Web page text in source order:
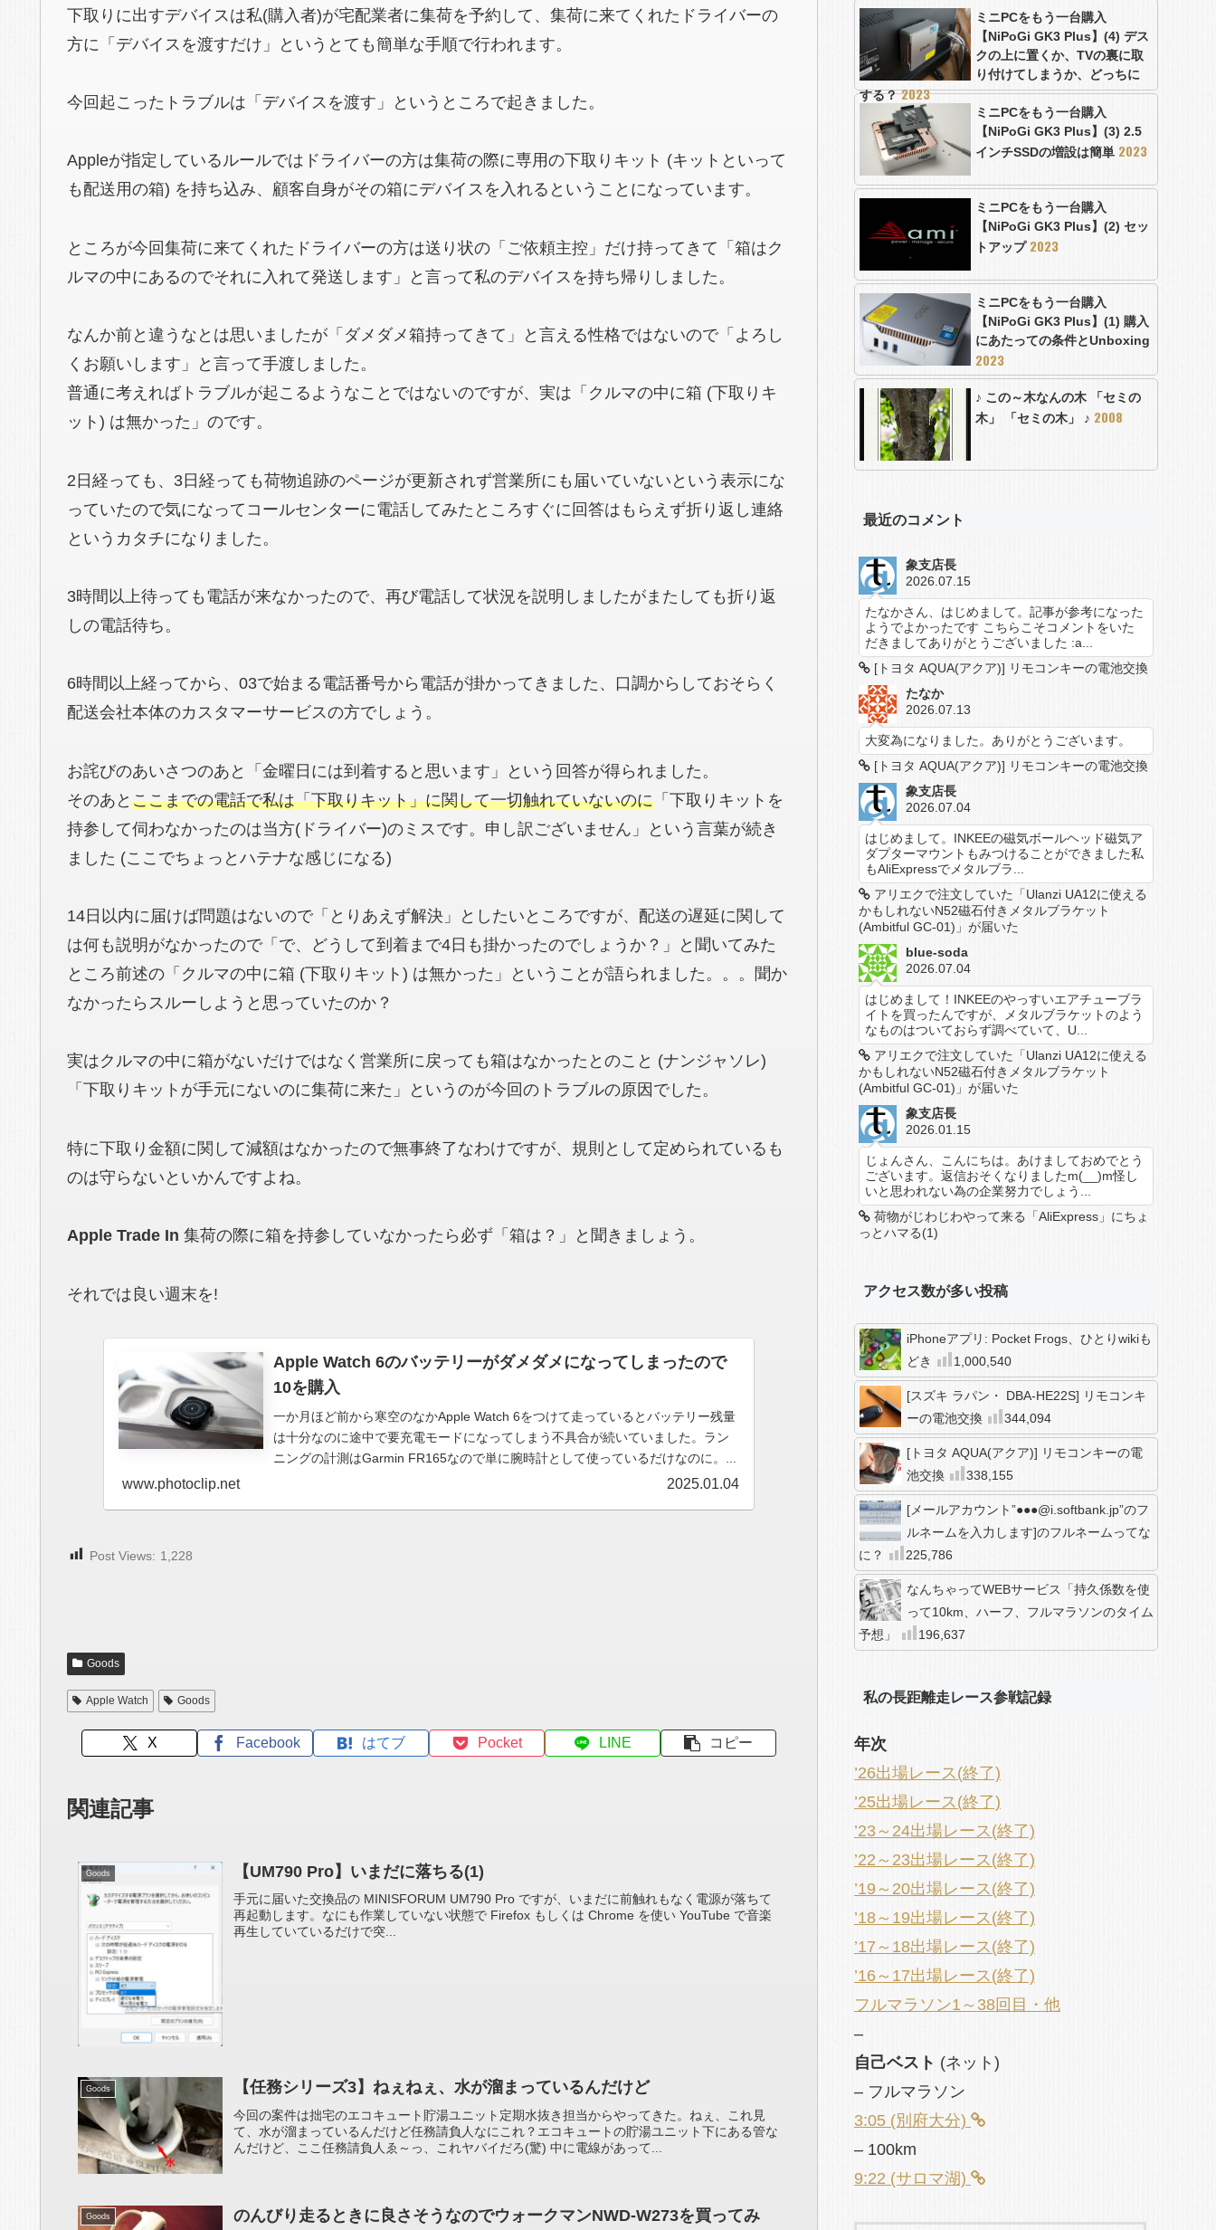
下取りに出すデバイスは私(購入者)が宅配業者に集荷を予約して、集荷に来てくれたドライバーの
方に「デバイスを渡すだけ」というとても簡単な手順で行われます。
今回起こったトラブルは「デバイスを渡す」というところで起きました。
Appleが指定しているルールではドライバーの方は集荷の際に専用の下取りキット (キットといって
も配送用の箱) を持ち込み、顧客自身がその箱にデバイスを入れるということになっています。
ところが今回集荷に来てくれたドライバーの方は送り状の「ご依頼主控」だけ持ってきて「箱はク
ルマの中にあるのでそれに入れて発送します」と言って私のデバイスを持ち帰りしました。
なんか前と違うなとは思いましたが「ダメダメ箱持ってきて」と言える性格ではないので「よろし
くお願いします」と言って手渡しました。
普通に考えればトラブルが起こるようなことではないのですが、実は「クルマの中に箱 (下取りキ
ット) は無かった」のです。
2日経っても、3日経っても荷物追跡のページが更新されず営業所にも届いていないという表示にな
っていたので気になってコールセンターに電話してみたところすぐに回答はもらえず折り返し連絡
というカタチになりました。
3時間以上待っても電話が来なかったので、再び電話して状況を説明しましたがまたしても折り返
しの電話待ち。
6時間以上経ってから、03で始まる電話番号から電話が掛かってきました、口調からしておそらく
配送会社本体のカスタマーサービスの方でしょう。
お詫びのあいさつのあと「金曜日には到着すると思います」という回答が得られました。
そのあと ここまでの電話で私は「下取りキット」に関して一切触れていないのに 「下取りキットを
持参して伺わなかったのは当方(ドライバー)のミスです。申し訳ございません」という言葉が続き
ました (ここでちょっとハテナな感じになる)
14日以内に届けば問題はないので「とりあえず解決」としたいところですが、配送の遅延に関して
は何も説明がなかったので「で、どうして到着まで4日も掛かったのでしょうか？」と聞いてみた
ところ前述の「クルマの中に箱 (下取りキット) は無かった」ということが語られました。。。聞か
なかったらスルーしようと思っていたのか？
実はクルマの中に箱がないだけではなく営業所に戻っても箱はなかったとのこと (ナンジャソレ)
「下取りキットが手元にないのに集荷に来た」というのが今回のトラブルの原因でした。
特に下取り金額に関して減額はなかったので無事終了なわけですが、規則として定められているも
のは守らないといかんですよね。
Apple Trade In 集荷の際に箱を持参していなかったら必ず「箱は？」と聞きましょう。
それでは良い週末を!
Apple Watch 6のバッテリーがダメダメになってしまったので
10を購入
一か月ほど前から寒空のなかApple Watch 6をつけて走っているとバッテリー残量
は十分なのに途中で要充電モードになってしまう不具合が続いていました。ラン
ニングの計測はGarmin FR165なので単に腕時計として使っているだけなのに。...
www.photoclip.net 2025.01.04
Post Views: 1,228
Goods
Apple Watch Goods
X Facebook はてブ Pocket LINE コピー
関連記事
Goods 【UM790 Pro】いまだに落ちる(1)
手元に届いた交換品の MINISFORUM UM790 Pro ですが、いまだに前触れもなく電源が落ちて
再起動します。なにも作業していない状態で Firefox もしくは Chrome を使い YouTube で音楽
再生していているだけで突...
Goods 【任務シリーズ3】ねぇねぇ、水が溜まっているんだけど
今回の案件は拙宅のエコキュート貯湯ユニット定期水抜き担当からやってきた。ねぇ、これ見
て、水が溜まっているんだけど任務請負人なにこれ？エコキュートの貯湯ユニット下にある管な
んだけど、ここ任務請負人ゑ～っ、これヤバイだろ(驚) 中に電線があって...
Goods のんびり走るときに良さそうなのでウォークマンNWD-W273を買ってみ
ミニPCをもう一台購入
【NiPoGi GK3 Plus】(4) デス
クの上に置くか、TVの裏に取
り付けてしまうか、どっちに
する？2023
ミニPCをもう一台購入
【NiPoGi GK3 Plus】(3) 2.5
インチSSDの増設は簡単 2023
ミニPCをもう一台購入
【NiPoGi GK3 Plus】(2) セッ
トアップ 2023
ミニPCをもう一台購入
【NiPoGi GK3 Plus】(1) 購入
にあたっての条件とUnboxing
2023
♪ この～木なんの木 「セミの
木」 「セミの木」 ♪ 2008
最近のコメント
象支店長
2026.07.15
たなかさん、はじめまして。記事が参考になった
ようでよかったです こちらこそコメントをいた
だきましてありがとうございました :a...
[トヨタ AQUA(アクア)] リモコンキーの電池交換
たなか
2026.07.13
大変為になりました。ありがとうございます。
[トヨタ AQUA(アクア)] リモコンキーの電池交換
象支店長
2026.07.04
はじめまして。INKEEの磁気ボールヘッド磁気ア
ダプターマウントもみつけることができました私
もAliExpressでメタルブラ...
アリエクで注文していた「Ulanzi UA12に使える
かもしれないN52磁石付きメタルブラケット
(Ambitful GC-01)」が届いた
blue-soda
2026.07.04
はじめまして！INKEEのやっすいエアチューブラ
イトを買ったんですが、メタルブラケットのよう
なものはついておらず調べていて、U...
アリエクで注文していた「Ulanzi UA12に使える
かもしれないN52磁石付きメタルブラケット
(Ambitful GC-01)」が届いた
象支店長
2026.01.15
じょんさん、こんにちは。あけましておめでとう
ございます。返信おそくなりましたm(__)m怪し
いと思われない為の企業努力でしょう...
荷物がじわじわやって来る「AliExpress」にちょ
っとハマる(1)
アクセス数が多い投稿
iPhoneアプリ: Pocket Frogs、ひとりwikiも
どき
1,000,540
[スズキ ラパン・ DBA-HE22S] リモコンキ
ーの電池交換
344,094
[トヨタ AQUA(アクア)] リモコンキーの電
池交換
338,155
[メールアカウント”●●●@i.softbank.jp”のフ
ルネームを入力します]のフルネームってな
に？
225,786
なんちゃってWEBサービス「持久係数を使
って10km、ハーフ、フルマラソンのタイム
予想」
196,637
私の長距離走レース参戦記録
年次
’26出場レース(終了)
’25出場レース(終了)
’23～24出場レース(終了)
’22～23出場レース(終了)
’19～20出場レース(終了)
’18～19出場レース(終了)
’17～18出場レース(終了)
’16～17出場レース(終了)
フルマラソン1～38回目・他
–
自己ベスト (ネット)
– フルマラソン
3:05 (別府大分)
– 100km
9:22 (サロマ湖)